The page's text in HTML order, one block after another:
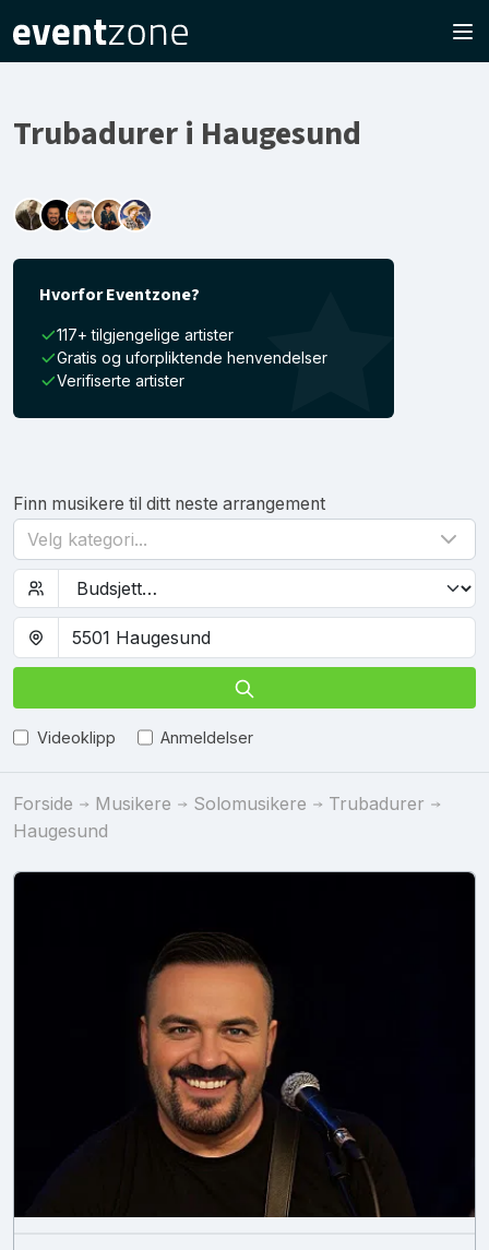
Trubadurer i Haugesund
Hvorfor Eventzone?
117+ tilgjengelige artister
Gratis og uforpliktende henvendelser
Verifiserte artister
Finn musikere til ditt neste arrangement
Velg kategori...
Videoklipp Anmeldelser
Forside Musikere Solomusikere
Trubadurer
Haugesund